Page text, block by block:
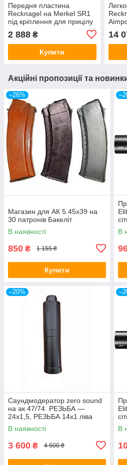
Передня пластина
Recknagel на Merkel SR1
під кріплення для прицілу
2 888 ₴
Купити
14
Акційні пропозиції та
–26%
Магазин для АК 5.45х39 на
30 патронів Бакеліт
В наявності
850 ₴ 1 155 ₴
Купити
В
–20%
Саундмодератор zero sound
на ак 47/74. РЕЗЬБА —
24х1,5, РЕЗЬБА 14х1 ліва
В наявності
3 600 ₴ 4 500 ₴
В